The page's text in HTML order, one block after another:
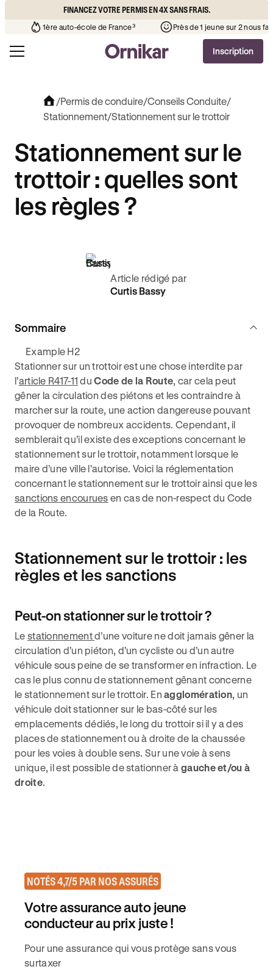
FINANCEZ VOTRE PERMIS EN 4X SANS FRAIS.
l’auto-école de votre quartier¹ 1ère auto-école de France³
Inscription
/Permis de conduire/Conseils Conduite/
Stationnement/Stationnement sur le trottoir
Stationnement sur le
trottoir : quelles sont
les règles ?
Article rédigé par
Curtis Bassy
Sommaire
Example H2
Stationner sur un trottoir est une chose interdite par
l’article R417-11 duCode de la Route, car cela peut
gêner la circulation des piétons et les contraindre à
marcher sur la route, une action dangereuse pouvant
provoquer de nombreux accidents. Cependant, il
semblerait qu’il existe des exceptions concernant le
stationnement sur le trottoir, notamment lorsque le
maire d’une ville l’autorise. Voici la réglementation
concernant le stationnement sur le trottoir ainsi que les
sanctions encourues en cas de non-respect du Code
de la Route.
Stationnement sur le trottoir : les
règles et les sanctions
Peut-on stationner sur le trottoir ?
Le stationnementd’une voiture ne doit jamais gêner la
circulation d’un piéton, d’un cycliste ou d’un autre
véhicule sous peine de se transformer en infraction. Le
cas le plus connu de stationnement gênant concerne
le stationnement sur le trottoir. Enagglomération, un
véhicule doit stationner sur le bas-côté sur les
emplacements dédiés, le long du trottoir si il y a des
places de stationnement ou à droite de la chaussée
pour les voies à double sens. Sur une voie à sens
unique, il est possible de stationner àgauche et/ou à
droite.
NOTÉS 4,7/5 PAR NOS ASSURÉS
Votre assurance auto jeune
conducteur au prix juste !
Pour une assurance qui vous protège sans vous
surtaxer